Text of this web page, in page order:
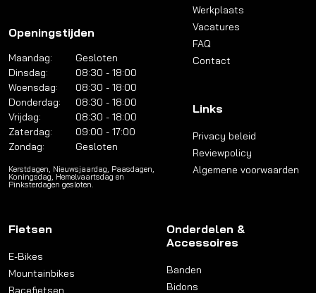
Openingstijden
Maandag:
Gesloten
Dinsdag:
08:30 - 18:00
Woensdag:
08:30 - 18:00
Donderdag:
08:30 - 18:00
Vrijdag:
08:30 - 18:00
Zaterdag:
09:00 - 17:00
Zondag:
Gesloten
Kerstdagen, Nieuwsjaardag, Paasdagen,
Koningsdag, Hemelvaartsdag en
Pinksterdagen gesloten.
Werkplaats
Vacatures
FAQ
Contact
Links
Privacy beleid
Reviewpolicy
Algemene voorwaarden
Fietsen
E-Bikes
Mountainbikes
Racefietsen
Onderdelen &
Accessoires
Banden
Bidons